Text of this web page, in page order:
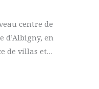
centre de
d’Albigny, en
de villas et…